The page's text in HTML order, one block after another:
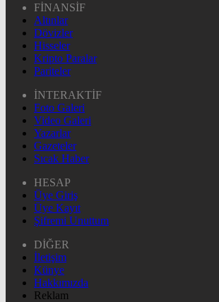
FİNANSİF
Altınlar
Dövizler
Hisseler
Kripto Paralar
Pariteler
İNTERAKTİF
Foto Galeri
Video Galeri
Yazarlar
Gazeteler
Sıcak Haber
HESAP
Üye Giriş
Üye Kayıt
Şifremi Unuttum
DİĞER
İletişim
Künye
Hakkımızda
Reklam